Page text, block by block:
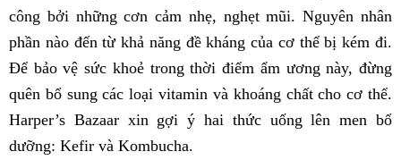
công bởi những cơn cảm nhẹ, nghẹt mũi. Nguyên nhân
phần nào đến từ khả năng đề kháng của cơ thể bị kém đi.
Để bảo vệ sức khoẻ trong thời điểm ẩm ương này, đừng
quên bổ sung các loại vitamin và khoáng chất cho cơ thể.
Harper’s Bazaar xin gợi ý hai thức uống lên men bổ
dưỡng: Kefir và Kombucha.